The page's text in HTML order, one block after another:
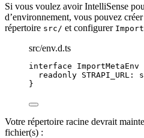
Si vous voulez avoir IntelliSense
d’environnement, vous pouvez
répertoire src/ et configurer
src/env.d.ts
interface ImportMetaEnv
readonly STRAPI_URL :
}
Votre répertoire racine devrait
fichier(s) :